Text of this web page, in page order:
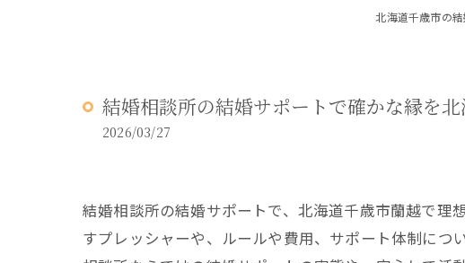
北海道千歳市の結
結婚相談所の結婚サポートで確かな縁を
2026/03/27
結婚相談所の結婚サポートで、北海道千歳市蘭越で理
すプレッシャーや、ルールや費用、サポート体制に